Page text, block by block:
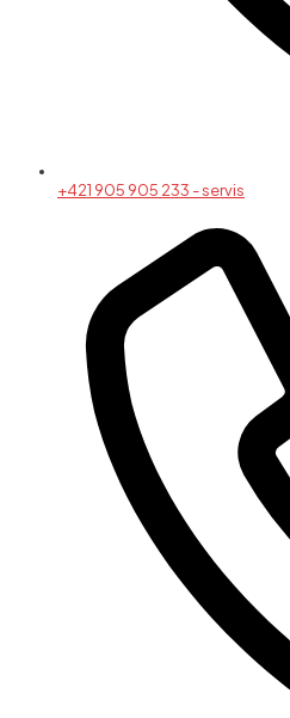
+421 905 905 233 - servis